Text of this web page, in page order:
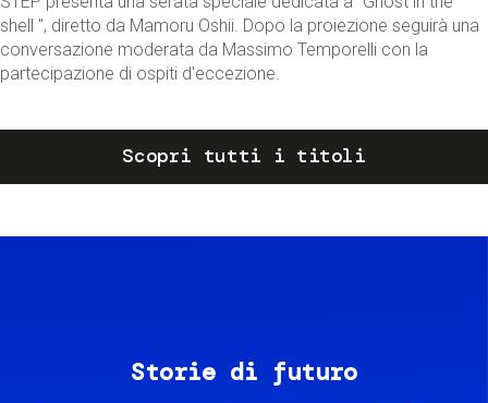
shell ", diretto da Mamoru Oshii. Dopo la proiezione seguirà una
conversazione moderata da Massimo Temporelli con la
partecipazione di ospiti d'eccezione.
Scopri tutti i titoli
Storie di futuro